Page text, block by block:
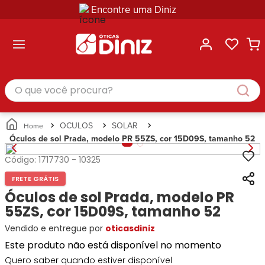
Encontre uma Diniz
Masculino
Feminino
Infantil
Unissex
Busque
Por
Marcas
Ana
Hickmann
Bulget
Miu-
Miu
Lacoste
Categorias
Masculino
Feminino
Infantil
Unissex
Busque
Por
Marcas
Ray-
Ban
Prada
Ana
Tecnol
Correntes
para
Óculos
Estojos
para
Óculos
Soluções
e
Cuidados
Busque
Ray-
Ban
Armani
Exchange
Tommy
Hilfiger
Ana
Hickmann
Speedo
Categoria
Armações
de Óculos
Óculos
de Sol
para
Óculos
Estojo
para
Óculos
Gênero
Masculino
Feminino
O que você procura?
OCULOS
SOLAR
Óculos de sol Prada, modelo PR 55ZS, cor 15D09S, tamanho 52
Código: 1717730 - 10325
FRETE GRÁTIS
Óculos de sol Prada, modelo PR
55ZS, cor 15D09S, tamanho 52
Vendido e entregue por oticasdiniz
Este produto não está disponível no momento
Quero saber quando estiver disponível